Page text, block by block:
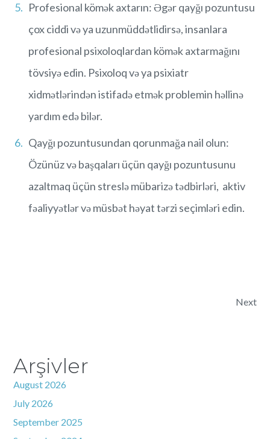
Profesional kömək axtarın: Əgər qayğı pozuntusu
çox ciddi və ya uzunmüddətlidirsə, insanlara
profesional psixoloqlardan kömək axtarmağını
tövsiyə edin. Psixoloq və ya psixiatr
xidmətlərindən istifadə etmək problemin həllinə
yardım edə bilər.
Qayğı pozuntusundan qorunmağa nail olun:
Özünüz və başqaları üçün qayğı pozuntusunu
azaltmaq üçün streslə mübarizə tədbirləri, aktiv
fəaliyyətlər və müsbət həyat tərzi seçimləri edin.
Next
Arşivler
August 2026
July 2026
September 2025